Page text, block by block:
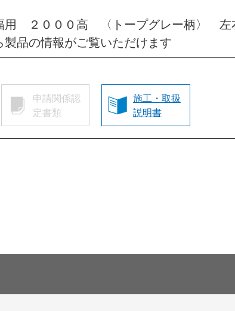
２０００高 〈トープグレー柄〉
品の情報がご覧いただけます
申請関係認
定書類
施工・取扱
説明書